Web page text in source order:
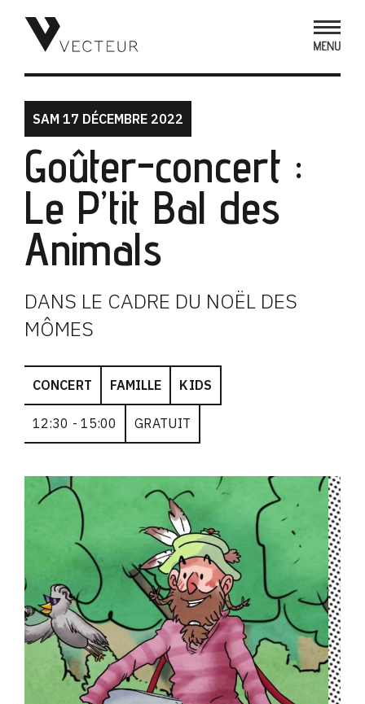
SAM 17 DÉCEMBRE 2022
Goûter-concert :
Le P’tit Bal des
Animals
DANS LE CADRE DU NOËL DES
MÔMES
CONCERT FAMILLE KIDS
12:30 - 15:00 GRATUIT